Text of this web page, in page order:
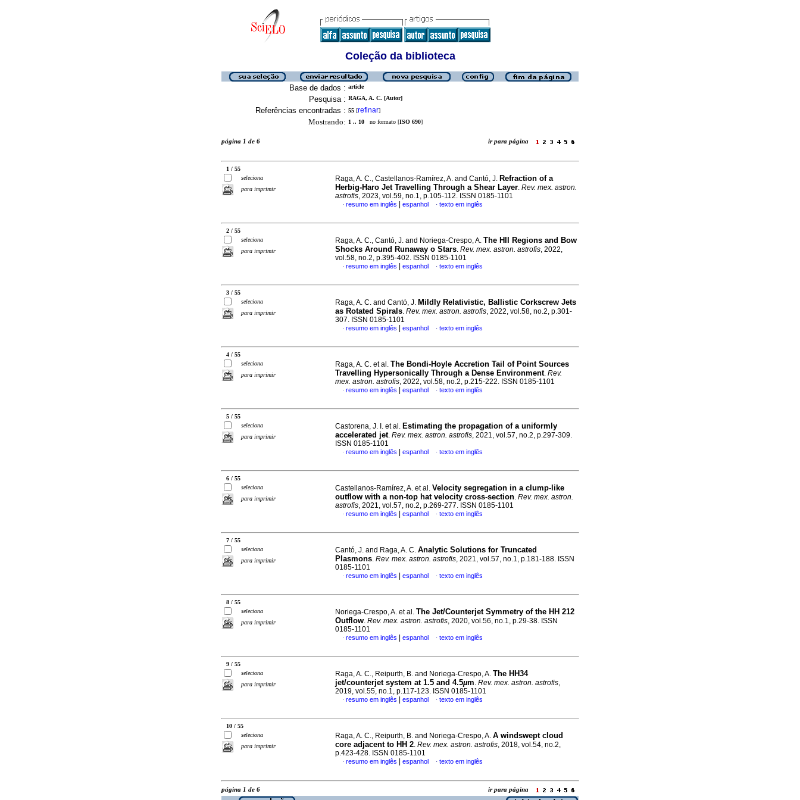
Coleção da biblioteca
Base de dados : article
Pesquisa : RAGA, A. C. [Autor]
Referências encontradas : 55 [refinar]
Mostrando: 1 .. 10 no formato [ISO 690]
página 1 de 6 ir para página
1 / 55
seleciona
para imprimir
Raga, A. C., Castellanos-Ramírez, A. and Cantó, J. Refraction of a
Herbig-Haro Jet Travelling Through a Shear Layer. Rev. mex. astron.
astrofis, 2023, vol.59, no.1, p.105-112. ISSN 0185-1101
· resumo em inglês espanhol · texto em inglês
2 / 55
seleciona
para imprimir
Raga, A. C., Cantó, J. and Noriega-Crespo, A. The HII Regions and Bow
Shocks Around Runaway o Stars. Rev. mex. astron. astrofis, 2022,
vol.58, no.2, p.395-402. ISSN 0185-1101
· resumo em inglês espanhol · texto em inglês
3 / 55
seleciona
para imprimir
Raga, A. C. and Cantó, J. Mildly Relativistic, Ballistic Corkscrew Jets
as Rotated Spirals. Rev. mex. astron. astrofis, 2022, vol.58, no.2, p.301-
307. ISSN 0185-1101
· resumo em inglês espanhol · texto em inglês
4 / 55
seleciona
para imprimir
Raga, A. C. et al. The Bondi-Hoyle Accretion Tail of Point Sources
Travelling Hypersonically Through a Dense Environment. Rev.
mex. astron. astrofis, 2022, vol.58, no.2, p.215-222. ISSN 0185-1101
· resumo em inglês espanhol · texto em inglês
5 / 55
seleciona
para imprimir
Castorena, J. I. et al. Estimating the propagation of a uniformly
accelerated jet. Rev. mex. astron. astrofis, 2021, vol.57, no.2, p.297-309.
ISSN 0185-1101
· resumo em inglês espanhol · texto em inglês
6 / 55
seleciona
para imprimir
Castellanos-Ramírez, A. et al. Velocity segregation in a clump-like
outflow with a non-top hat velocity cross-section. Rev. mex. astron.
astrofis, 2021, vol.57, no.2, p.269-277. ISSN 0185-1101
· resumo em inglês espanhol · texto em inglês
7 / 55
seleciona
para imprimir
Cantó, J. and Raga, A. C. Analytic Solutions for Truncated
Plasmons. Rev. mex. astron. astrofis, 2021, vol.57, no.1, p.181-188. ISSN
0185-1101
· resumo em inglês espanhol · texto em inglês
8 / 55
seleciona
para imprimir
Noriega-Crespo, A. et al. The Jet/Counterjet Symmetry of the HH 212
Outflow. Rev. mex. astron. astrofis, 2020, vol.56, no.1, p.29-38. ISSN
0185-1101
· resumo em inglês espanhol · texto em inglês
9 / 55
seleciona
para imprimir
Raga, A. C., Reipurth, B. and Noriega-Crespo, A. The HH34
jet/counterjet system at 1.5 and 4.5µm. Rev. mex. astron. astrofis,
2019, vol.55, no.1, p.117-123. ISSN 0185-1101
· resumo em inglês espanhol · texto em inglês
10 / 55
seleciona
para imprimir
Raga, A. C., Reipurth, B. and Noriega-Crespo, A. A windswept cloud
core adjacent to HH 2. Rev. mex. astron. astrofis, 2018, vol.54, no.2,
p.423-428. ISSN 0185-1101
· resumo em inglês espanhol · texto em inglês
página 1 de 6 ir para página